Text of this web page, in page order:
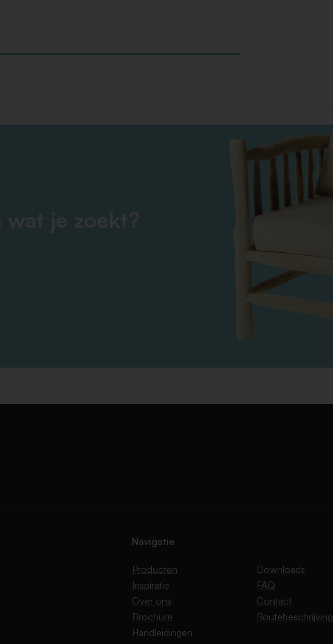
je zoekt?
Navigatie
Producten
Inspiratie
Over ons
Brochure
Handleidingen
Downloads
FAQ
Contact
Routebeschrijving